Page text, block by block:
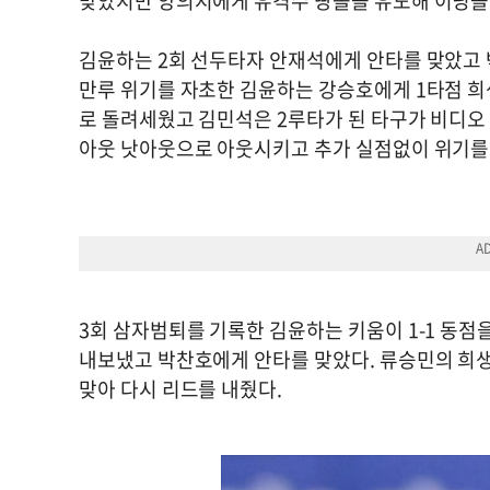
김윤하는 2회 선두타자 안재석에게 안타를 맞았
만루 위기를 자초한 김윤하는 강승호에게 1타점
로 돌려세웠고 김민석은 2루타가 된 타구가 비디
아웃 낫아웃으로 아웃시키고 추가 실점없이 위기
3회 삼자범퇴를 기록한 김윤하는 키움이 1-1 동
내보냈고 박찬호에게 안타를 맞았다. 류승민의
맞아 다시 리드를 내줬다.